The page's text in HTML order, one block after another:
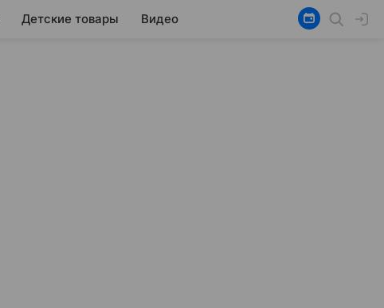
Детские товары Видео